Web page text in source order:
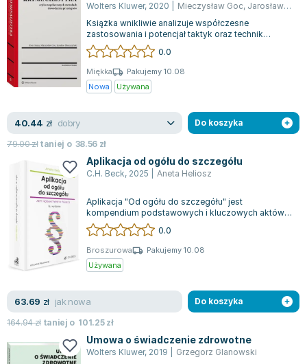
Barbara Wrzesińska
Terry Pratchett
Virginia Woolf
Lorraine Warren
Ajahn Brahm
Jacek Walkiewicz
Wolters Kluwer, 2020 Mieczysław Goc, Jarosław Moszczyński
Książka wnikliwie analizuje współczesne
zastosowania i potencjał taktyk oraz technik
kryminalistycznych, a także wskazuje kierunki...
0.0
Miękka
Pakujemy 10.08
Nowa
Używana
40.44 zł dobry
79.00złtaniej o 38.56 zł
Do koszyka
Aplikacja od ogółu do szczegółu
C.H. Beck, 2025 Aneta Heliosz
Aplikacja "Od ogółu do szczegółu" jest
kompendium podstawowych i kluczowych aktów
prawnych wymaganych na egzaminach wstępnych
na a...
0.0
Broszurowa
Pakujemy 10.08
Używana
63.69 zł jak nowa
164.94zł taniej o 101.25zł
Do koszyka
Umowa o świadczenie zdrowotne
Wolters Kluwer, 2019 Grzegorz Glanowski